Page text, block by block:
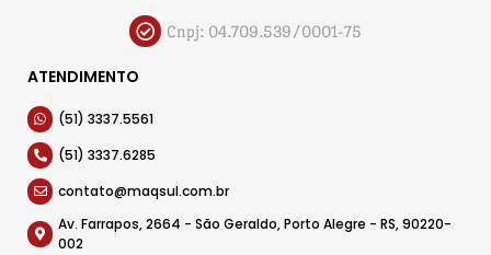
Cnpj: 04.709.539/0001-75
ATENDIMENTO
(51) 3337.5561
(51) 3337.6285
contato@maqsul.com.br
Av. Farrapos, 2664 - São Geraldo, Porto Alegre - RS, 90220-
002